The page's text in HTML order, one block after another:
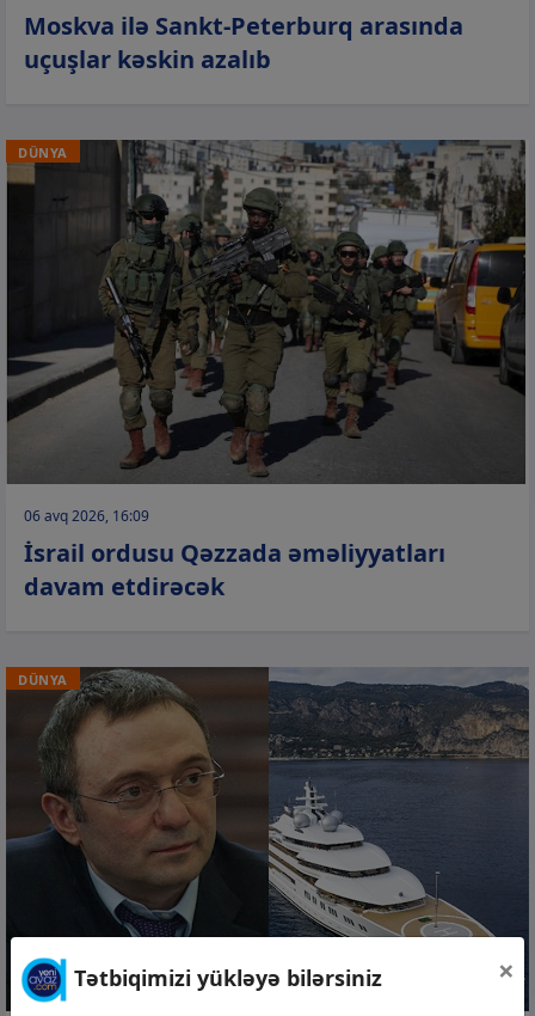
Moskva ilə Sankt-Peterburq arasında
uçuşlar kəskin azalıb
DÜNYA
06 avq 2026, 16:09
İsrail ordusu Qəzzada əməliyyatları
davam etdirəcək
DÜNYA
Tətbiqimizi yükləyə bilərsiniz ×